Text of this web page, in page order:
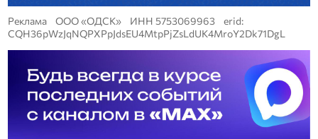
Реклама ООО «ОДСК» ИНН 5753069963 erid:
CQH36pWzJqNQPXPpJdsEU4MtpPjZsLdUK4MroY2Dk71DgL